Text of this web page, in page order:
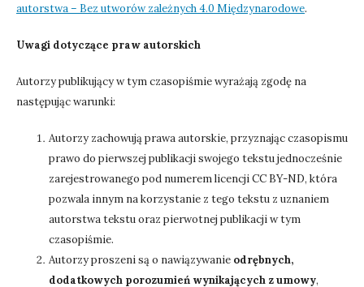
autorstwa – Bez utworów zależnych 4.0 Międzynarodowe.
Uwagi dotyczące praw autorskich
Autorzy publikujący w tym czasopiśmie wyrażają zgodę na
następując warunki:
Autorzy zachowują prawa autorskie, przyznając czasopismu
prawo do pierwszej publikacji swojego tekstu jednocześnie
zarejestrowanego pod numerem licencji CC BY-ND, która
pozwala innym na korzystanie z tego tekstu z uznaniem
autorstwa tekstu oraz pierwotnej publikacji w tym
czasopiśmie.
Autorzy proszeni są o nawiązywanie odrębnych,
dodatkowych porozumień wynikających z umowy,